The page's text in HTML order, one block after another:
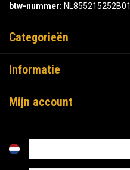
btw-nummer: NL855215252B01
Categorieën
Informatie
Mijn account